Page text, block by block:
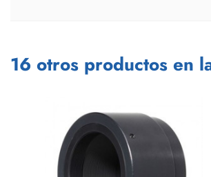
16 otros productos en